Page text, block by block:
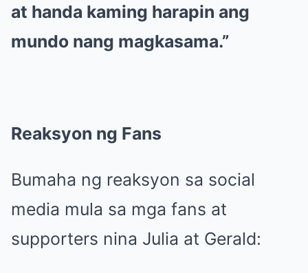
at handa kaming harapin ang
mundo nang magkasama.”
Reaksyon ng Fans
Bumaha ng reaksyon sa social
media mula sa mga fans at
supporters nina Julia at Gerald: